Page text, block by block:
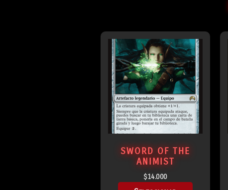
SWORD OF THE
ANIMIST
$14.000